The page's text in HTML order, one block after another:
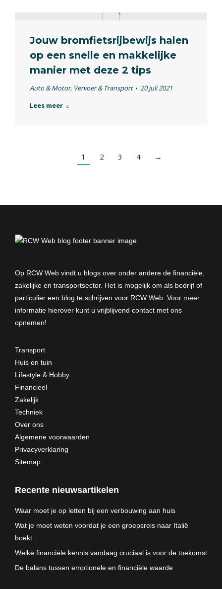
Jouw bromfietsrijbewijs halen
op een snelle en makkelijke
manier met deze 2 tips
Auto & Motor, Vervoer & Transport
20 juli 2021
Lees meer
1 2 3 4 →
Op RCW Web vindt u blogs over onder andere de financiële,
zakelijke en transportsector. Het is mogelijk om als bedrijf of
particulier een blog te schrijven voor RCW Web. Voor meer
informatie hierover kunt u vrijblijvend contact met ons
opnemen!
Transport
Huis en tuin
Lifestyle & Hobby
Financieel
Zakelijk
Techniek
Over ons
Algemene voorwaarden
Privacyverklaring
Sitemap
Recente nieuwsartikelen
Waar moet je op letten bij een verbouwing aan huis
Wat je moet weten voordat je een groepsreis naar Italië
boekt
Welke financiële kennis vandaag cruciaal is voor de toekomst
De balans tussen emotionele en financiële waarde